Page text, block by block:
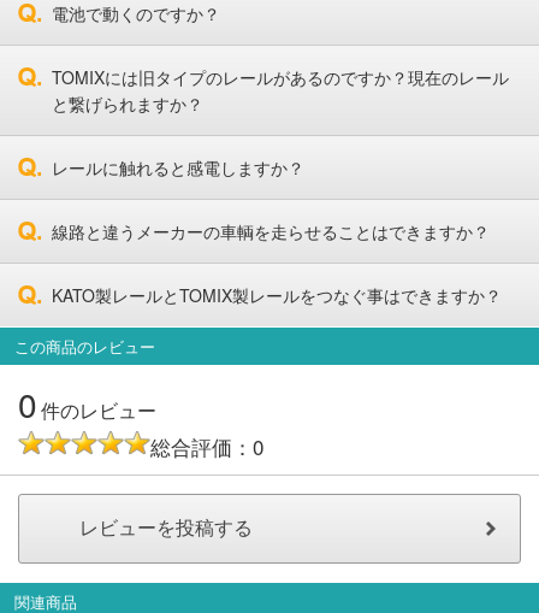
電池で動くのですか？
TOMIXには旧タイプのレールがあるのですか？現在のレール
と繋げられますか？
レールに触れると感電しますか？
線路と違うメーカーの車輌を走らせることはできますか？
KATO製レールとTOMIX製レールをつなぐ事はできますか？
この商品のレビュー
0件のレビュー
総合評価：0
関連商品